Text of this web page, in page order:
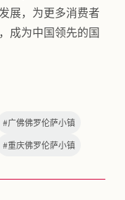
展，为更多消费者
成为中国领先的国
#广佛佛罗伦萨小镇
#重庆佛罗伦萨小镇